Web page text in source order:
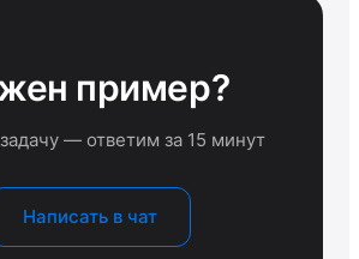
пример?
— ответим за 15 минут
Написать в чат